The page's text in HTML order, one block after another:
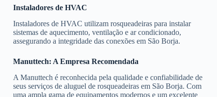
Instaladores de HVAC
Instaladores de HVAC utilizam rosqueadeiras para instalar
sistemas de aquecimento, ventilação e ar condicionado,
assegurando a integridade das conexões em São Borja.
Manuttech: A Empresa Recomendada
A Manuttech é reconhecida pela qualidade e confiabilidade de
seus serviços de aluguel de rosqueadeiras em São Borja. Com
uma ampla gama de equipamentos modernos e um excelente